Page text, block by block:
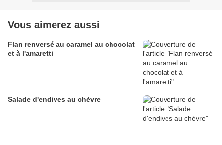
Vous aimerez aussi
Flan renversé au caramel au chocolat
et à l'amaretti
Salade d'endives au chèvre